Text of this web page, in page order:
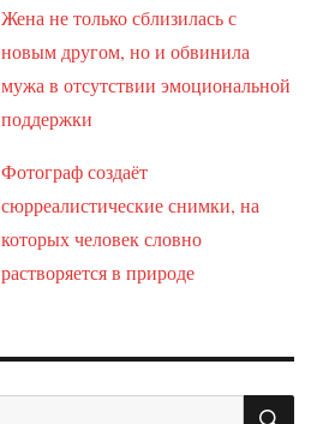
Жена не только сблизилась с
новым другом, но и обвинила
мужа в отсутствии эмоциональной
поддержки
Фотограф создаёт
сюрреалистические снимки, на
которых человек словно
растворяется в природе